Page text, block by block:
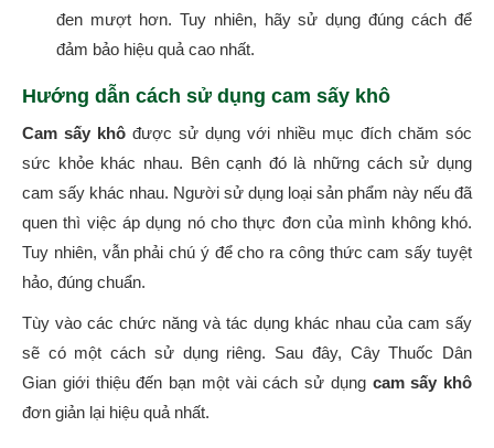
đen mượt hơn. Tuy nhiên, hãy sử dụng đúng cách để
đảm bảo hiệu quả cao nhất.
Hướng dẫn cách sử dụng cam sấy khô
Cam sấy khô được sử dụng với nhiều mục đích chăm sóc
sức khỏe khác nhau. Bên cạnh đó là những cách sử dụng
cam sấy khác nhau. Người sử dụng loại sản phẩm này nếu đã
quen thì việc áp dụng nó cho thực đơn của mình không khó.
Tuy nhiên, vẫn phải chú ý để cho ra công thức cam sấy tuyệt
hảo, đúng chuẩn.
Tùy vào các chức năng và tác dụng khác nhau của cam sấy
sẽ có một cách sử dụng riêng. Sau đây, Cây Thuốc Dân
Gian giới thiệu đến bạn một vài cách sử dụng cam sấy khô
đơn giản lại hiệu quả nhất.